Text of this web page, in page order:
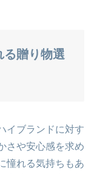
る贈り物選
イブランドに対す
さや安心感を求め
憧れる気持ちもあ